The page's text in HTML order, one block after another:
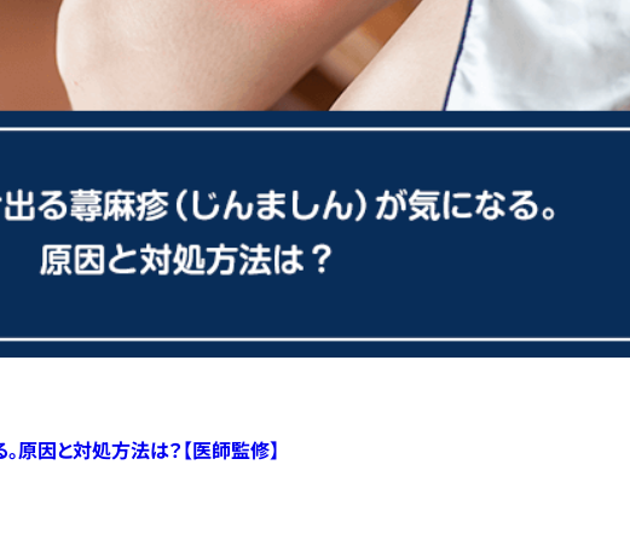
原因と対処方法は？【医師監修】